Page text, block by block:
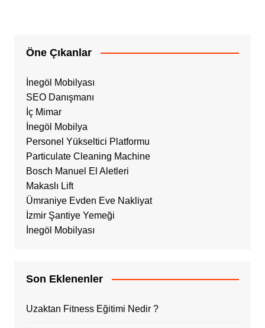
Öne Çıkanlar
İnegöl Mobilyası
SEO Danışmanı
İç Mimar
İnegöl Mobilya
Personel Yükseltici Platformu
Particulate Cleaning Machine
Bosch Manuel El Aletleri
Makaslı Lift
Ümraniye Evden Eve Nakliyat
İzmir Şantiye Yemeği
İnegöl Mobilyası
Son Eklenenler
Uzaktan Fitness Eğitimi Nedir ?